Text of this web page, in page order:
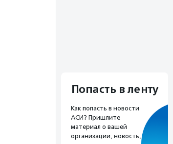
Попасть в ленту
Как попасть в новости
АСИ? Пришлите
материал о вашей
организации, новость,